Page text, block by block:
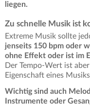
liegen.
Zu schnelle Musik ist
Extreme Musik sollte
jenseits 150 bpm oder
ohne Effekt oder ist im
Der Tempo-Wert ist
Eigenschaft eines
Wichtig sind auch
Instrumente oder